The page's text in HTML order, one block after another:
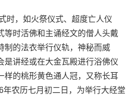
，如火祭仪式、超度亡人仪
等时活佛和主诵经文的僧人头戴
制的法衣举行仪轨，神秘而威
是讲经或在大金瓦殿进行浴佛仪
样的桃形黄色通人冠，又称长耳
年农历七月初二日，为举行大经堂